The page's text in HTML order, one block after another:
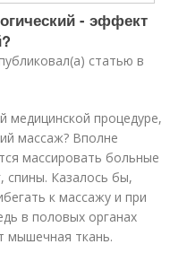
- эффект
статью в
медицинской процедуре,
массаж? Вполне
массировать больные
Казалось бы,
к массажу и при
в половых органах
мышечная ткань.